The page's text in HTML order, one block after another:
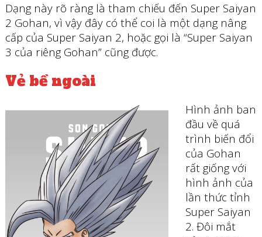
Dạng này rõ ràng là tham chiếu đến Super Saiyan
2 Gohan, vì vậy đây có thể coi là một dạng nâng
cấp của Super Saiyan 2, hoặc gọi là “Super Saiyan
3 của riêng Gohan” cũng được.
Vẻ bề ngoài
Hình ảnh ban
đầu về quá
trình biến đổi
của Gohan
rất giống với
hình ảnh của
lần thức tỉnh
Super Saiyan
2. Đôi mắt